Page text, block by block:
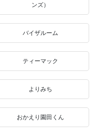
ンズ）
バイザルーム
ティーマック
よりみち
おかえり園田くん